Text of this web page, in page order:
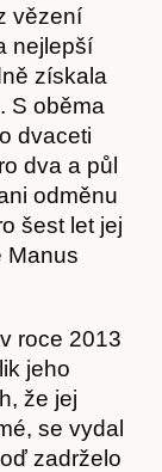
vězení
nejlepší
získala
S oběma
dvaceti
dva a půl
odměnu
šest let jej
Manus
roce 2013
jeho
že jej
se vydal
zadrželo